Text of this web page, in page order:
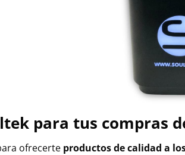
para tus compras
ofrecerte productos de calidad a